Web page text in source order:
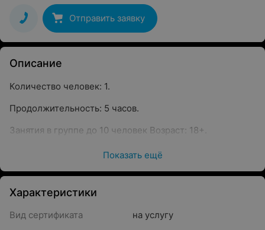
Отправить заявку
Описание
Количество человек: 1.
Продолжительность: 5 часов.
Занятия в группе до 10 человек Возраст: 18+.
ЧРЕЗМЕРНОЕ УПОТРЕБЛЕНИЕ АЛКОГОЛЬНЫХ
Показать ещё
Характеристики
Вид сертификата
на услугу